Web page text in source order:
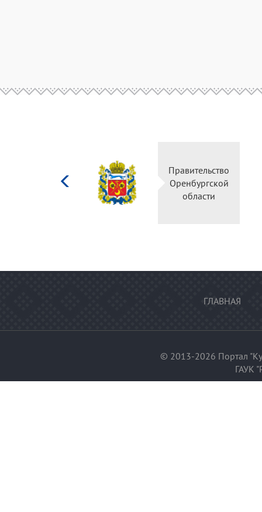
Правительство
Оренбургской
области
ГЛАВНАЯ
© 2013-2026 Портал
ГАУК